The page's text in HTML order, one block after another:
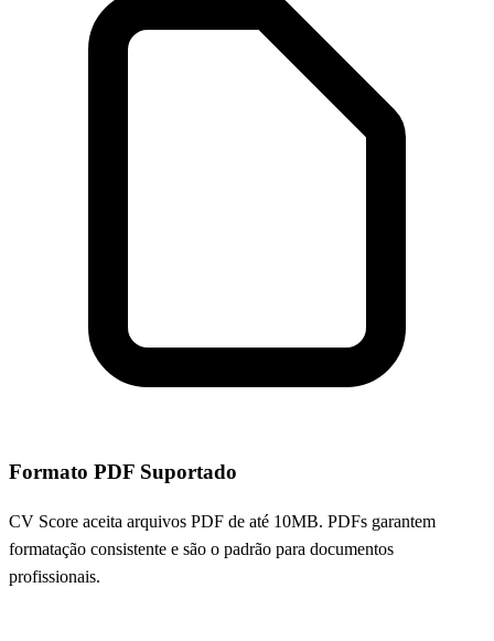
Formato PDF Suportado
CV Score aceita arquivos PDF de até 10MB. PDFs garantem
formatação consistente e são o padrão para documentos
profissionais.